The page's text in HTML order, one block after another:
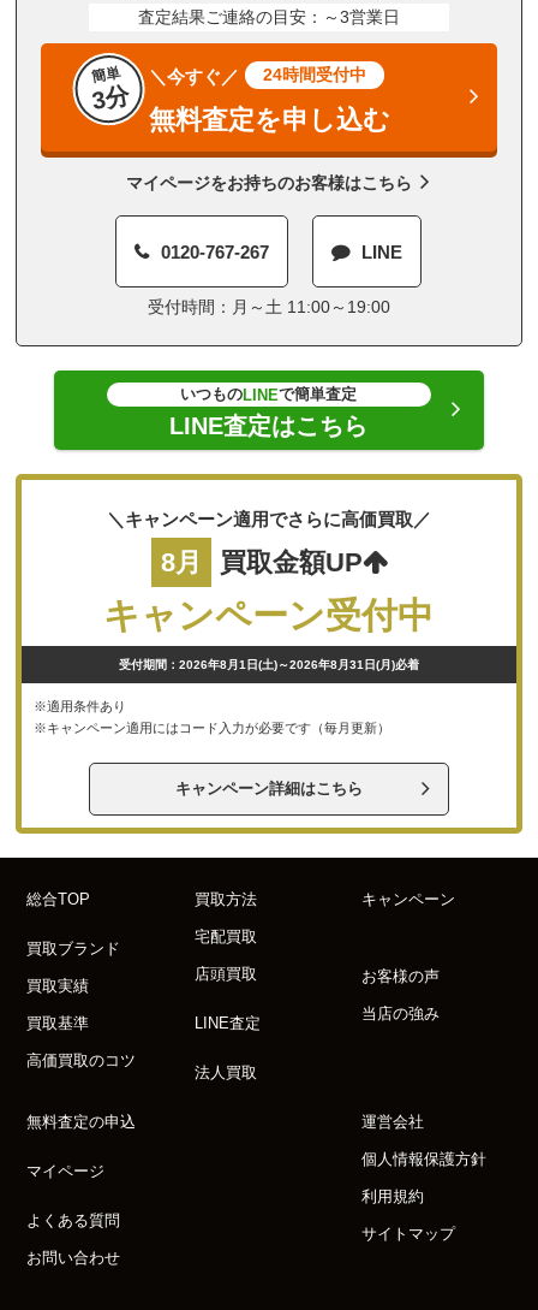
査定結果ご連絡の目安：～3営業日
簡単
3分
＼今すぐ／ 24時間受付中
無料査定を申し込む
マイページをお持ちのお客様はこちら
0120-767-267 LINE
受付時間：月～土 11:00～19:00
いつものLINEで簡単査定
LINE査定はこちら
＼キャンペーン適用でさらに高価買取／
8月 買取金額UP
キャンペーン受付中
受付期間：2026年8月1日(土)～2026年8月31日(月)必着
※適用条件あり
※キャンペーン適用にはコード入力が必要です（毎月更新）
キャンペーン詳細はこちら
総合TOP
買取ブランド
買取実績
買取基準
高価買取のコツ
買取方法
宅配買取
店頭買取
LINE査定
法人買取
キャンペーン
お客様の声
当店の強み
無料査定の申込
マイページ
よくある質問
お問い合わせ
運営会社
個人情報保護方針
利用規約
サイトマップ